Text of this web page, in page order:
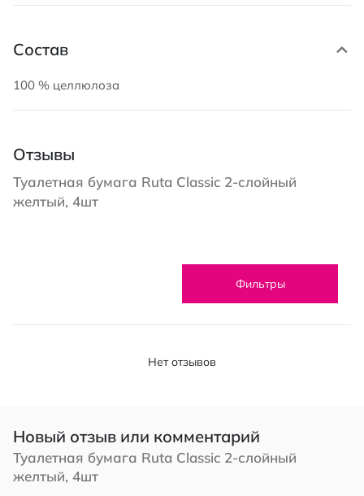
Состав
100 % целлюлоза
Отзывы
Туалетная бумага Ruta Classic 2-слойный
желтый, 4шт
Фильтры
Нет отзывов
Новый отзыв или комментарий
Туалетная бумага Ruta Classic 2-слойный
желтый, 4шт